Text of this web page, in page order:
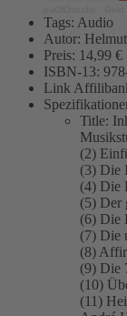
Tags: Audio
Autor:
Preis: 14,99 €
ISBN-13:
Link
Title:
(2)
(3) Die
(4) Die
(5) Der
(6) Die
(7) Die
(8)
(9) Die
(10)
(11)